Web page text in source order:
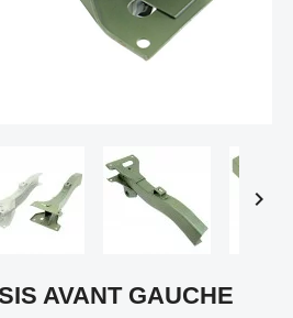

AVANT GAUCHE